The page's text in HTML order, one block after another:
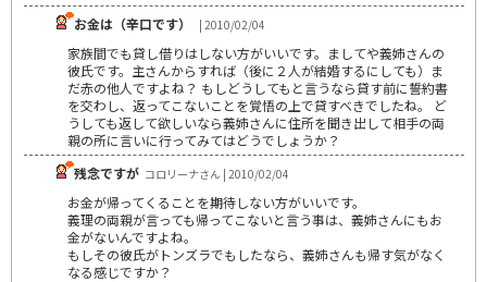
お金は（辛口です）
| 2010/02/04
家族間でも貸し借りはしない方がいいです。ましてや義姉さんの
彼氏です。主さんからすれば（後に２人が結婚するにしても）ま
だ赤の他人ですよね？ もしどうしてもと言うなら貸す前に誓約書
を交わし、返ってこないことを覚悟の上で貸すべきでしたね。 ど
うしても返して欲しいなら義姉さんに住所を聞き出して相手の両
親の所に言いに行ってみてはどうでしょうか？
残念ですが コロリーナさん | 2010/02/04
お金が帰ってくることを期待しない方がいいです。
義理の両親が言っても帰ってこないと言う事は、義姉さんにもお
金がないんですよね。
もしその彼氏がトンズラでもしたなら、義姉さんも帰す気がなく
なる感じですか？